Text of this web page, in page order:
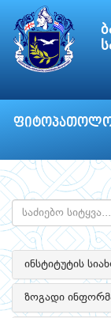
ინსტიტუტის
ზოგადი